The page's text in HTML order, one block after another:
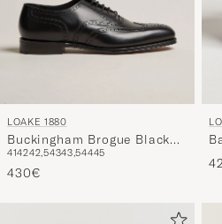
LOAKE 1880
Buckingham Brogue Black
Calf
414242,54343,54445
430€